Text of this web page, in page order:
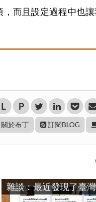
而且設定過程中也
L P
關於布丁 訂閱BLOG